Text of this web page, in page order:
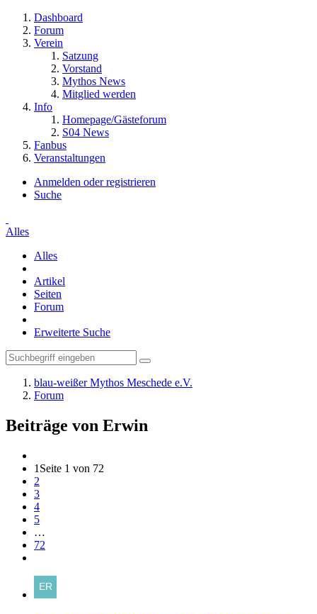
Dashboard
Forum
Verein
Satzung
Vorstand
Mythos News
Mitglied werden
Info
Homepage/Gästeforum
S04 News
Fanbus
Veranstaltungen
Anmelden oder registrieren
Suche
Alles
Alles
Artikel
Seiten
Forum
Erweiterte Suche
blau-weißer Mythos Meschede e.V.
Forum
Beiträge von Erwin
1 Seite 1 von 72
2
3
4
5
…
72